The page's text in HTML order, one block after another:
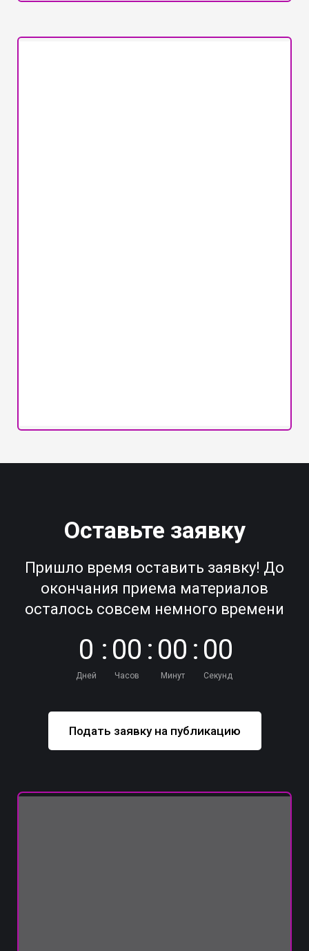
Оставьте заявку
Пришло время оставить заявку! До
окончания приема материалов
осталось совсем немного времени
0
Дней
: 00
Часов
: 00
Минут
: 00
Секунд
Подать заявку на публикацию